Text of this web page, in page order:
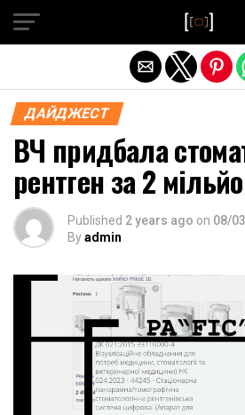
ДАЙДЖЕСТ
ВЧ придбала
рентген за 2
Published 2 years ago on 08/
Byadmin
Exit mobile